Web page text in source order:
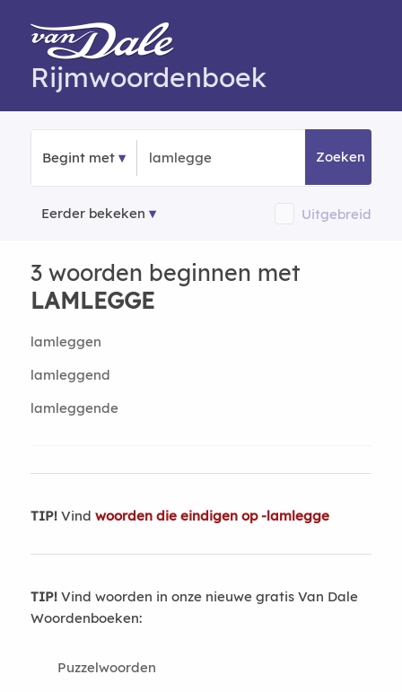
Rijmwoordenboek
Begint met Zoeken
Eerder bekeken Uitgebreid
3 woorden beginnen met
LAMLEGGE
lamleggen
lamleggend
lamleggende
TIP!Vind woorden die eindigen op -lamlegge
TIP!Vind woorden in onze nieuwe gratis Van Dale
Woordenboeken:
Puzzelwoorden